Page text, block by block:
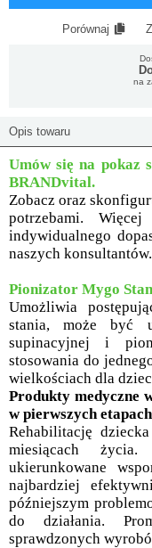
Porównaj
na
Opis towaru
Umów się na pokaz
BRANDvital.
Zobacz oraz
potrzebami.
indywidualnego
naszych konsultantów.
Pionizator Mygo
Umożliwia
stania, może być
supinacyjnej i
stosowania do
wielkościach dla
Produkty medyczne
w pierwszych
Rehabilitację
miesiącach
ukierunkowane
najbardziej
późniejszym
do działania.
sprawdzonych